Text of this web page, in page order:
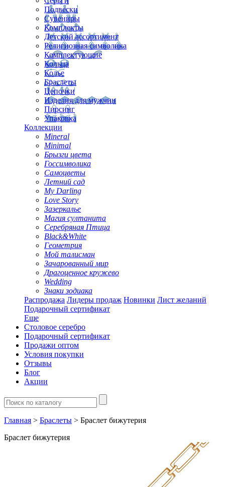
Подвески
Сувениры
Комплекты
Детский ассортимент
Религиозная символика
Комплектующие
Кольца
Колье
Браслеты
Цепочки
Изделия для мужчин
Пирсинг
Упаковка
Коллекции
Mineral
Minimal
Брызги цвета
Госсимволика
Самоцветы
Летний сад
My Darling
Love Story
Зазеркалье
Магия султанита
Серебряная Птица
Black&White
Геометрия
Мой талисман
Зачарованный мир
Драгоценное кружево
Wedding
Знаки зодиака
Распродажа Лидеры продаж Новинки Лист желаний
Подарочный сертификат
Еще
Столовое серебро
Подарочный сертификат
Продажи оптом
Условия покупки
Отзывы
Блог
Акции
Главная > Браслеты > Браслет бижутерия
Браслет бижутерия